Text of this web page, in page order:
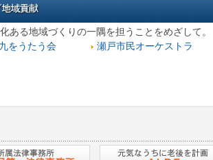
ある地域づくりの一隅を担うことをめざして。
をうたう会
瀬戸市民オーケストラ